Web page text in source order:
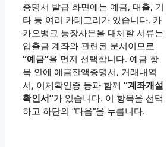
증명서 발급 화면에는 예금, 대출, 기
타 등 여러 카테고리가 있습니다. 카
카오뱅크 통장사본을 대체할 서류는
입출금 계좌와 관련된 문서이므로
“예금”을 먼저 선택합니다. 예금 항
목 안에 예금잔액증명서, 거래내역
서, 이체확인증 등과 함께 “계좌개설
확인서”가 있습니다. 이 항목을 선택
하고 하단의 “다음”을 누릅니다.